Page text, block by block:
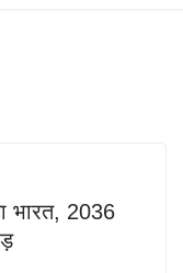
भारत, 2036